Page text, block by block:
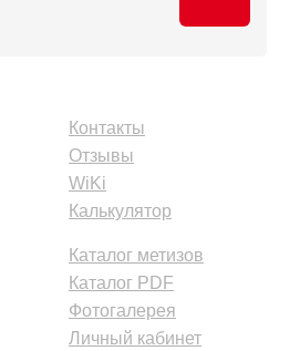
Контакты
Отзывы
WiKi
Калькулятор
Каталог метизов
Каталог PDF
Фотогалерея
Личный кабинет